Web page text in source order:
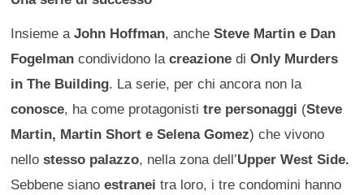
Insieme aJohn Hoffman, ancheSteve Martin e Dan
Fogelman condividono lacreazione diOnly Murders
in The Building. La serie, per chi ancora non la
conosce, ha come protagonistitre personaggi (Steve
Martin, Martin Short e Selena Gomez) che vivono
nellostesso palazzo, nella zona dell’Upper West Side.
Sebbene sianoestranei tra loro, i tre condomini hanno